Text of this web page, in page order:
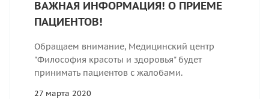
ВАЖНАЯ ИНФОРМАЦИЯ! О ПРИЕМЕ
ПАЦИЕНТОВ!
Обращаем внимание, Медицинский центр
"Философия красоты и здоровья" будет
принимать пациентов с жалобами.
27 марта 2020